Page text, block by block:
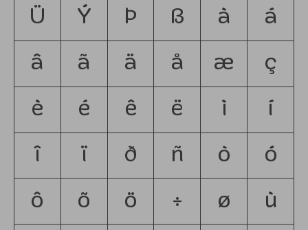
Ü Ý Þ ß à á
â ã ä å æ ç
è é ê ë ì í
î ï ð ñ ò ó
ô õ ö ÷ ø ù